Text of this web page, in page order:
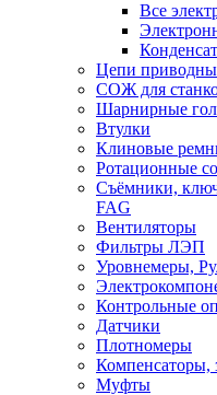
Все
Цепи
СОЖ для
Шарнирные
Втулки
Клиновые
Ротационные
Съёмники,
FAG
Вентиляторы
Фильтры ЛЭП
Уровнемеры,
Контрольные
Датчики
Плотномеры
Компенсаторы,
Муфты